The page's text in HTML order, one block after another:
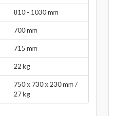
810 - 1030 mm
700 mm
715 mm
22 kg
750 x 730 x 230 mm /
27 kg